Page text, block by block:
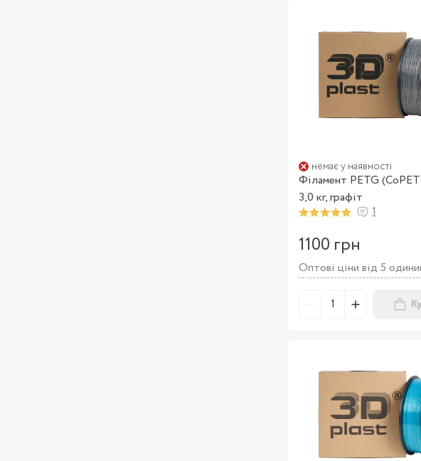
немає у наявності
Філамент PETG
3,0 кг, графіт
1
1100 грн
Оптові ціни від 5